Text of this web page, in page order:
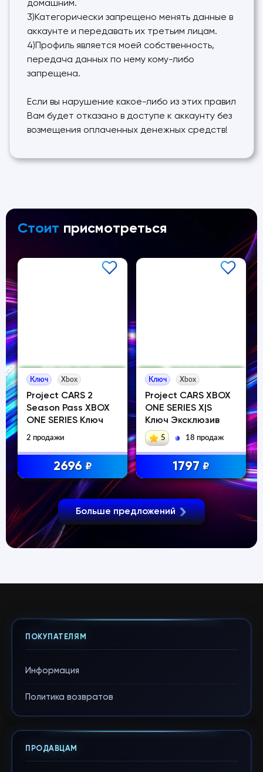
домашним.
3)Категорически запрещено менять данные в
аккаунте и передавать их третьим лицам.
4)Профиль является моей собственность,
передача данных по нему кому-либо
запрещена.
Если вы нарушение какое-либо из этих правил
Вам будет отказано в доступе к аккаунту без
возмещения оплаченных денежных средств!
Стоит присмотреться
Ключ Xbox
Project CARS 2
Season Pass XBOX
ONE SERIES Ключ
2 продажи
2696 ₽
Ключ Xbox
Project CARS XBOX
ONE SERIES X|S
Ключ Эксклюзив
5 18 продаж
1797 ₽
Больше предложений
ПОКУПАТЕЛЯМ
Информация
Политика возвратов
ПРОДАВЦАМ